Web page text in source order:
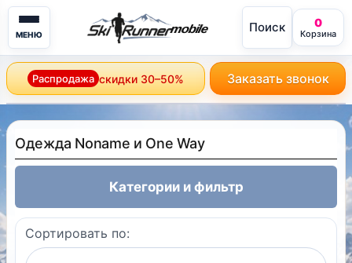
МЕНЮ mobile Поиск 0
Корзина
Распродажа скидки 30–50% Заказать звонок
Одежда Noname и One Way
Категории и фильтр
Сортировать по: